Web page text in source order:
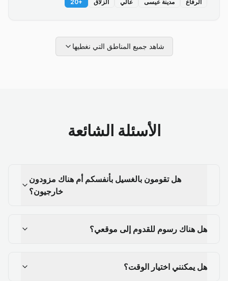
الرفاع مدينة عيسى عالي الزلاق +
20
شاهد جميع المناطق التي نغطيها
الأسئلة الشائعة
هل تقومون بالغسيل بأنفسكم أم هناك مزودون
خارجيون؟
هل هناك رسوم للقدوم إلى موقعي؟
هل يمكنني اختيار الوقت؟